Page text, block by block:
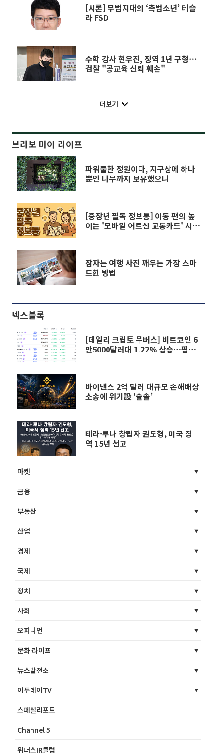
[시론] 무법지대의 ‘촉법소년’ 테슬
라 FSD
수학 강사 현우진, 징역 1년 구형⋯
검찰 "공교육 신뢰 훼손"
더보기
브라보 마이 라이프
파워풀한 정원이다, 지구상에 하나
뿐인 나무까지 보유했으니
[중장년 필독 정보통] 이동 편의 높
이는 '모바일 어르신 교통카드' 시범
잠자는 여행 사진 깨우는 가장 스마
트한 방법
넥스블록
[데일리 크립토 무버스] 비트코인 6
만5000달러대 1.22% 상승…펌프
바이낸스 2억 달러 대규모 손해배상
소송에 위기設 ‘솔솔’
테라·루나 창립자 권도형, 미국 징
역 15년 선고
마켓
금융
부동산
산업
경제
국제
정치
사회
오피니언
문화·라이프
뉴스발전소
이투데이TV
스페셜리포트
Channel 5
위너스IR클럽